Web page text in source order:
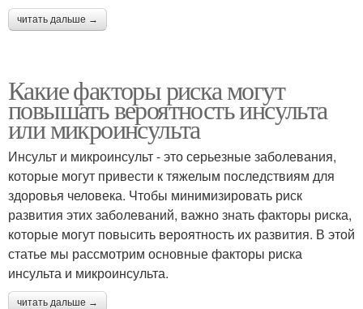
читать дальше →
Какие факторы риска могут
повышать вероятность инсульта
или микроинсульта
Инсульт и микроинсульт - это серьезные заболевания,
которые могут привести к тяжелым последствиям для
здоровья человека. Чтобы минимизировать риск
развития этих заболеваний, важно знать факторы риска,
которые могут повысить вероятность их развития. В этой
статье мы рассмотрим основные факторы риска
инсульта и микроинсульта.
читать дальше →